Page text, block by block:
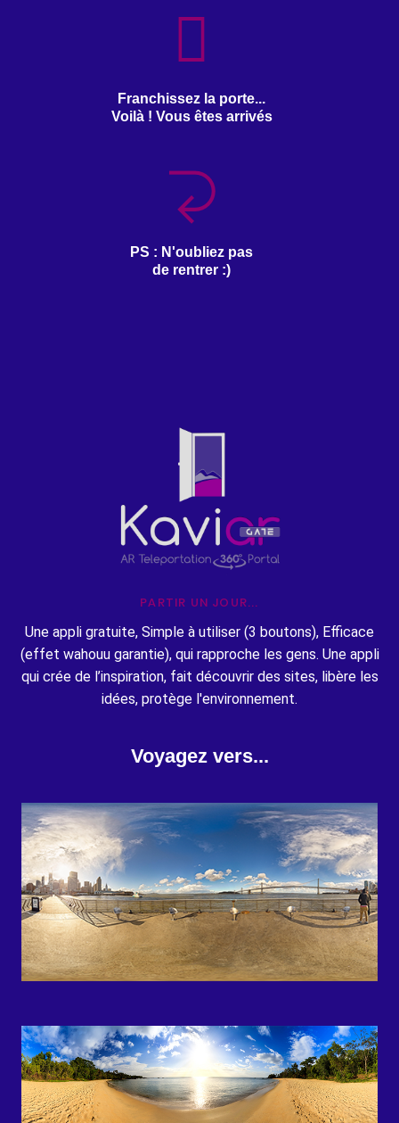
Franchissez la porte...
Voilà ! Vous êtes arrivés
PS : N'oubliez pas
de rentrer :)
PARTIR UN JOUR...
Une appli gratuite, Simple à utiliser (3 boutons), Efficace
(effet wahouu garantie), qui rapproche les gens. Une appli
qui crée de l’inspiration, fait découvrir des sites, libère les
idées, protège l'environnement.
Voyagez vers...